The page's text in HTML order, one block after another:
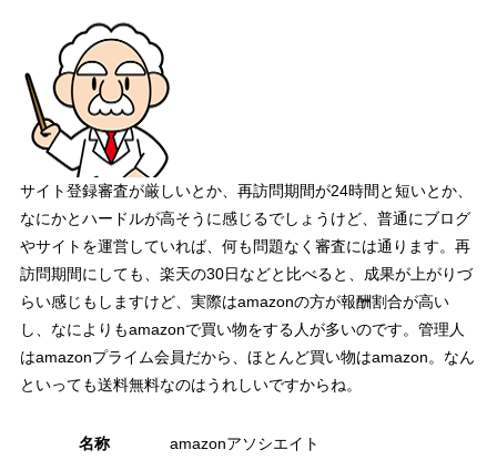
サイト登録審査が厳しいとか、再訪問期間が24時間と短いとか、
なにかとハードルが高そうに感じるでしょうけど、普通にブログ
やサイトを運営していれば、何も問題なく審査には通ります。再
訪問期間にしても、楽天の30日などと比べると、成果が上がりづ
らい感じもしますけど、実際はamazonの方が報酬割合が高い
し、なによりもamazonで買い物をする人が多いのです。管理人
はamazonプライム会員だから、ほとんど買い物はamazon。なん
といっても送料無料なのはうれしいですからね。
名称
amazonアソシエイト